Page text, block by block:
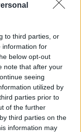
to third parties, or
information for
below opt-out
note that after your
seeing
utilized by
parties prior to
of the further
third parties on the
information may